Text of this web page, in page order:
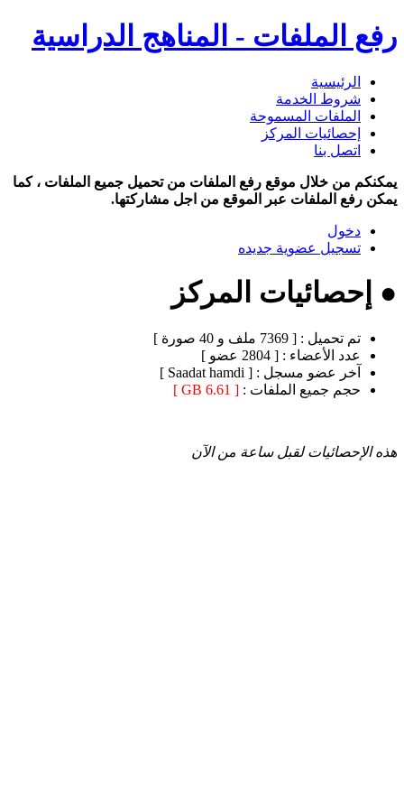
رفع الملفات - المناهج الدراسية
الرئيسية
شروط الخدمة
الملفات المسموحة
إحصائيات المركز
اتصل بنا
يمكنكم من خلال موقع رفع الملفات من تحميل جميع الملفات ، كما
يمكن رفع الملفات عبر الموقع من اجل مشاركتها.
دخول
تسجيل عضوية جديده
● إحصائيات المركز
تم تحميل : [ 7369 ملف و 40 صورة ]
عدد الأعضاء : [ 2804 عضو ]
آخر عضو مسجل : [ Saadat hamdi ]
حجم جميع الملفات : [ 6.61 GB ]
هذه الإحصائيات لقبل ساعة من الآن